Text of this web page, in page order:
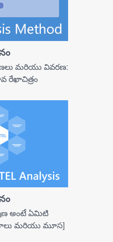
మరియు వివరణ:
రేఖాచిత్రం
అంటే ఏమిటి
మరియు మూస]